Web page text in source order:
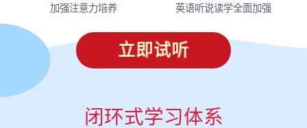
加强注意力培养
英语听说读学全面加强
立即试听
闭环式学习体系